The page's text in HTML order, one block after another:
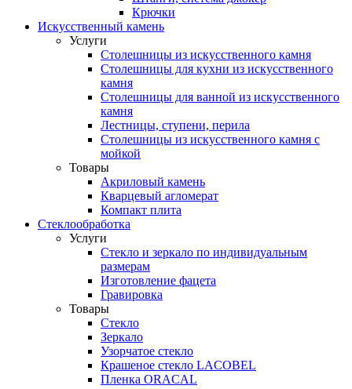
Крючки
Искусственный камень
Услуги
Столешницы из искусственного камня
Столешницы для кухни из искусственного
камня
Столешницы для ванной из искусственного
камня
Лестницы, ступени, перила
Столешницы из искусственного камня с
мойкой
Товары
Акриловый камень
Кварцевый агломерат
Компакт плита
Стеклообработка
Услуги
Стекло и зеркало по индивидуальным
размерам
Изготовление фацета
Гравировка
Товары
Стекло
Зеркало
Узорчатое стекло
Крашеное стекло LACOBEL
Пленка ORACAL